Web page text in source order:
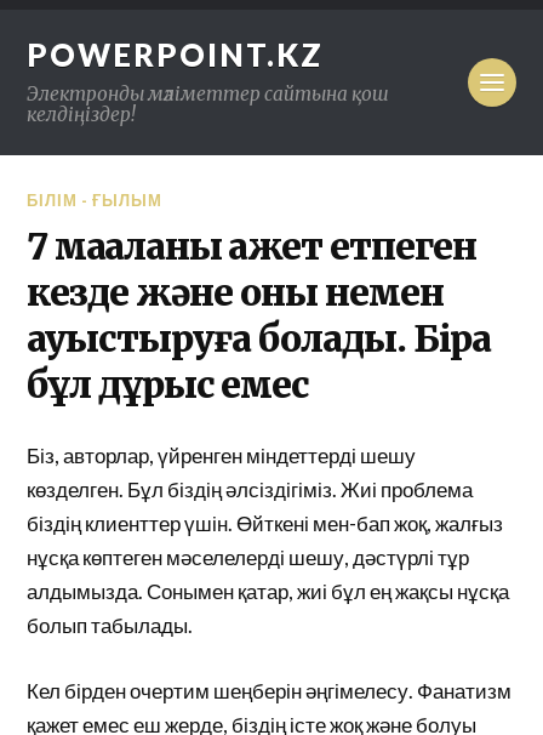
POWERPOINT.KZ
Электронды мәліметтер сайтына қош
келдіңіздер!
БІЛІМ - ҒЫЛЫМ
7 мақаланы қажет етпеген
кезде және оны немен
ауыстыруға болады. Бірақ
бұл дұрыс емес
Біз, авторлар, үйренген міндеттерді шешу
көзделген. Бұл біздің әлсіздігіміз. Жиі проблема
біздің клиенттер үшін. Өйткені мен-бап жоқ, жалғыз
нұсқа көптеген мәселелерді шешу, дәстүрлі тұр
алдымызда. Сонымен қатар, жиі бұл ең жақсы нұсқа
болып табылады.
Кел бірден очертим шеңберін әңгімелесу. Фанатизм
қажет емес еш жерде, біздің істе жоқ және болуы